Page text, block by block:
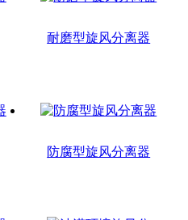
耐磨型旋风分离器
防腐型旋风分离器